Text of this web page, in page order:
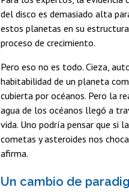
del disco es demasiado alta
estos planetas en su
proceso de crecimiento.
Pero eso no es todo. Cieza,
habitabilidad de un planeta
cubierta por océanos. Pero la
agua de los océanos llegó a
vida. Uno podría pensar que si
cometas y asteroides nos
afirma.
Un cambio de